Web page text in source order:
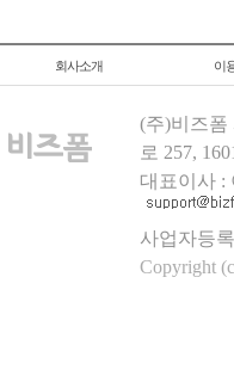
회사소개 이
(주)비즈폼
로 257,
대표이사 :
사업자등
Copyright